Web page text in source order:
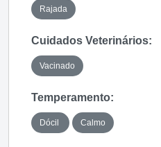
Rajada
Cuidados Veterinários:
Vacinado
Temperamento:
Dócil Calmo